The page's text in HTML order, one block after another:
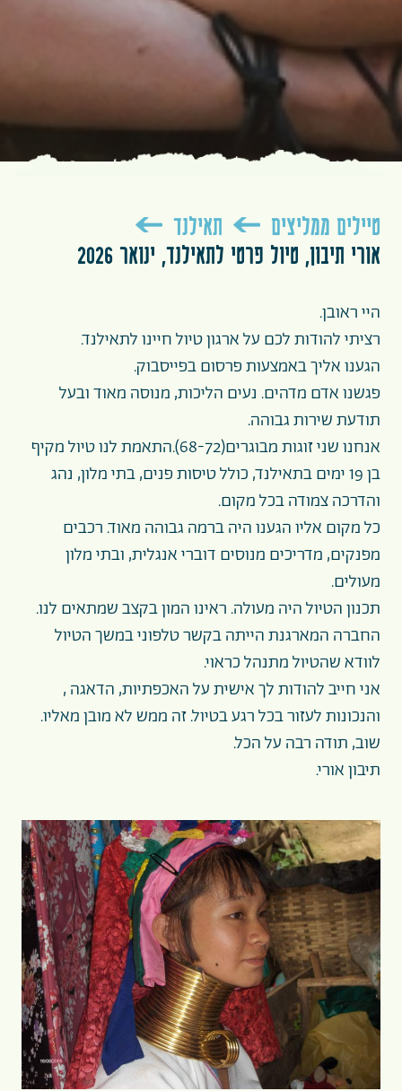
טיילים ממליצים
תאילנד
אורי תיבון, טיול פרטי לתאילנד, ינואר 2026
היי ראובן.
רציתי להודות לכם על ארגון טיול חיינו לתאילנד.
הגענו אליך באמצעות פרסום בפייסבוק.
פגשנו אדם מדהים. נעים הליכות, מנוסה מאוד ובעל
תודעת שירות גבוהה.
אנחנו שני זוגות מבוגרים(68-72).התאמת לנו טיול מקיף
בן 19 ימים בתאילנד, כולל טיסות פנים, בתי מלון, נהג
והדרכה צמודה בכל מקום.
כל מקום אליו הגענו היה ברמה גבוהה מאוד. רכבים
מפנקים, מדריכים מנוסים דוברי אנגלית, ובתי מלון
מעולים.
תכנון הטיול היה מעולה. ראינו המון בקצב שמתאים לנו.
החברה המארגנת הייתה בקשר טלפוני במשך הטיול
לוודא שהטיול מתנהל כראוי.
אני חייב להודות לך אישית על האכפתיות, הדאגה ,
והנכונות לעזור בכל רגע בטיול. זה ממש לא מובן מאליו.
שוב, תודה רבה על הכל.
תיבון אורי.